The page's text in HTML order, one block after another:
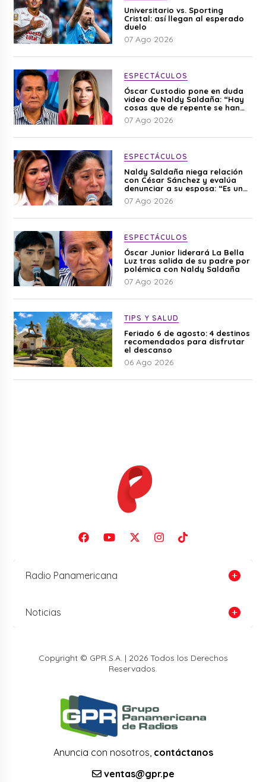
Universitario vs. Sporting
Cristal: así llegan al esperado
duelo
07 Ago 2026
ESPECTÁCULOS
Óscar Custodio pone en duda
video de Naldy Saldaña: “Hay
cosas que de repente se han
editado”
07 Ago 2026
ESPECTÁCULOS
Naldy Saldaña niega relación
con César Sánchez y evalúa
denunciar a su esposa: “Es una
difamación”
07 Ago 2026
ESPECTÁCULOS
Óscar Junior liderará La Bella
Luz tras salida de su padre por
polémica con Naldy Saldaña
07 Ago 2026
TIPS Y SALUD
Feriado 6 de agosto: 4 destinos
recomendados para disfrutar
el descanso
06 Ago 2026
Radio Panamericana
Noticias
Copyright © GPR S.A. | 2026 Todos los Derechos
Reservados.
Anuncia con nosotros, contáctanos
ventas@gpr.pe